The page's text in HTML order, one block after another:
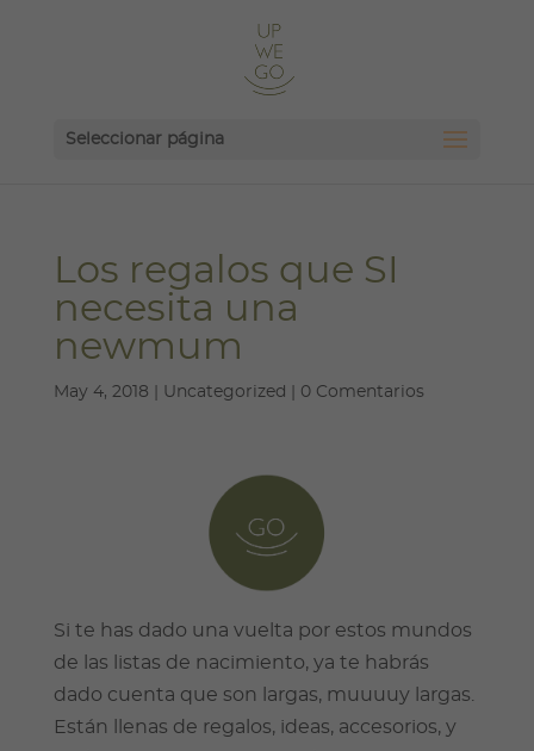
Seleccionar página
Los regalos que SI
necesita una
newmum
May 4, 2018 Uncategorized 0 Comentarios
Si te has dado una vuelta por estos mundos
de las listas de nacimiento, ya te habrás
dado cuenta que son largas, muuuuy largas.
Están llenas de regalos, ideas, accesorios, y